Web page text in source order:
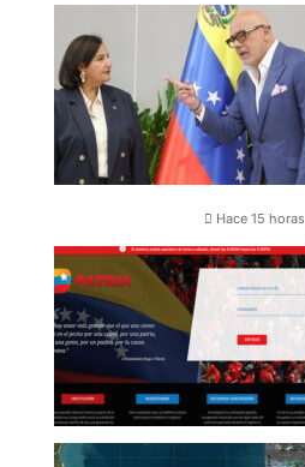
Hace 15 horas